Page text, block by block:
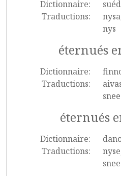
Dictionnaire:
Traductions:
nys
éternués
Dictionnaire:
Traductions:
éternués
Dictionnaire:
Traductions: